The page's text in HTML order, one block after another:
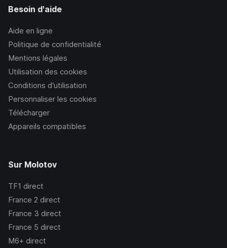
Besoin d'aide
Aide en ligne
Politique de confidentialité
Mentions légales
Utilisation des cookies
Conditions d’utilisation
Personnaliser les cookies
Télécharger
Appareils compatibles
Sur Molotov
TF1 direct
France 2 direct
France 3 direct
France 5 direct
M6+ direct